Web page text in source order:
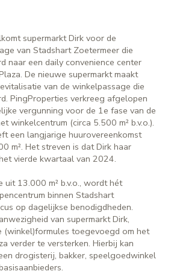
supermarkt Dirk voor de
van Stadshart Zoetermeer die
naar een daily convenience center
De nieuwe supermarkt maakt
van de winkelpassage die
PingProperties verkreeg afgelopen
vergunning voor de 1e fase van de
winkelcentrum (circa 5.500 m² b.v.o.).
een langjarige huurovereenkomst
m². Het streven is dat Dirk haar
vierde kwartaal van 2024.
uit 13.000 m² b.v.o., wordt hét
binnen Stadshart
op dagelijkse benodigdheden.
van supermarkt Dirk,
(winkel)formules toegevoegd om het
verder te versterken. Hierbij kan
drogisterij, bakker, speelgoedwinkel